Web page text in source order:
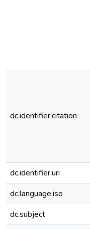
dc.identifier.citation
dc.identifier.uri
dc.language.iso
dc.subject